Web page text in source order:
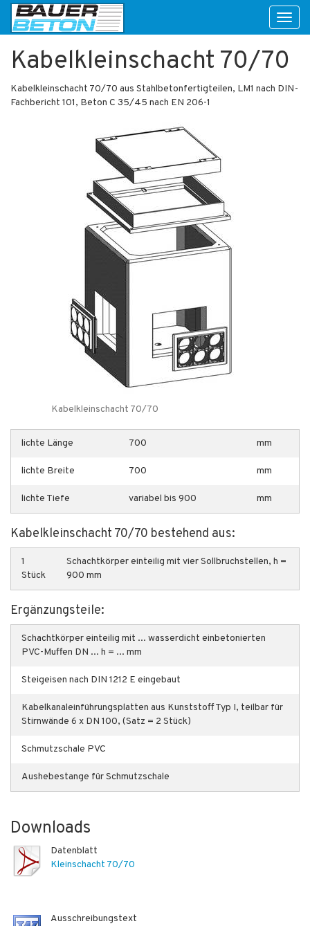
Kabelkleinschacht 70/70
Kabelkleinschacht 70/70 aus Stahlbetonfertigteilen, LM1 nach DIN-
Fachbericht 101, Beton C 35/45 nach EN 206-1
Kabelkleinschacht 70/70
lichte Länge 700 mm
lichte Breite 700 mm
lichte Tiefe variabel bis 900 mm
Kabelkleinschacht 70/70 bestehend aus:
1
Stück
Schachtkörper einteilig mit vier Sollbruchstellen, h =
900 mm
Ergänzungsteile:
Schachtkörper einteilig mit ... wasserdicht einbetonierten
PVC-Muffen DN ... h = ... mm
Steigeisen nach DIN 1212 E eingebaut
Kabelkanaleinführungsplatten aus Kunststoff Typ I, teilbar für
Stirnwände 6 x DN 100, (Satz = 2 Stück)
Schmutzschale PVC
Aushebestange für Schmutzschale
Downloads
Datenblatt
Kleinschacht 70/70
Ausschreibungstext